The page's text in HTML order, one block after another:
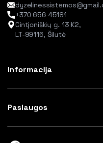
Informacija
Paslaugos
+370 656 45181
Cintjoniškių g. 13 K2,
LT-99116, Šilutė